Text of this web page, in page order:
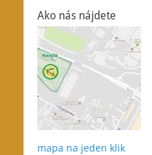
Ako nás nájdete
mapa na jeden klik